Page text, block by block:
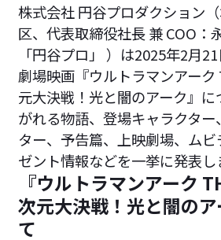
株式会社 円谷プロダクション
区、代表取締役社長 兼 COO：
「円谷プロ」 ）は2025年2月
劇場映画『ウルトラマンアーク
元大決戦！光と闇のアーク』
がれる物語、登場キャラクタ
ター、予告篇、上映劇場、ム
ゼント情報などを一挙に発表し
『ウルトラマンアーク
次元大決戦！光と闇の
て